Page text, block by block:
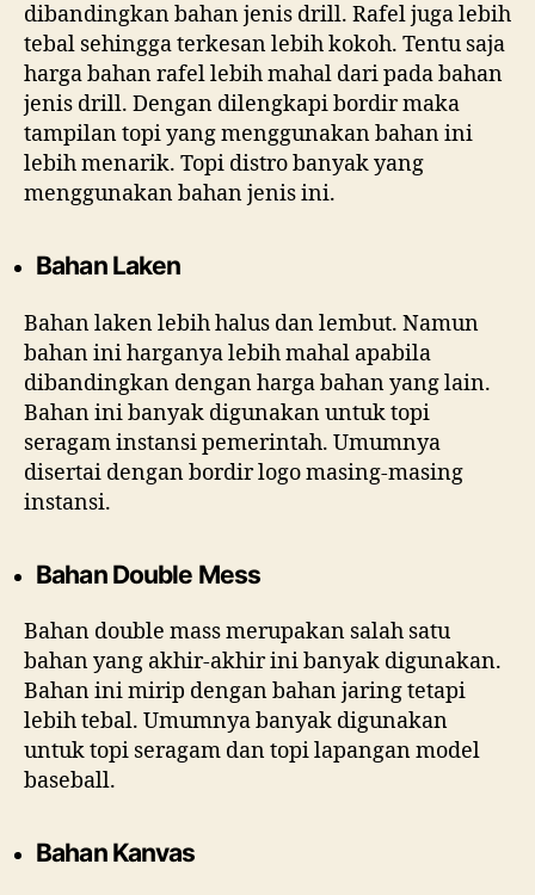
dibandingkan bahan jenis drill. Rafel juga lebih
tebal sehingga terkesan lebih kokoh. Tentu saja
harga bahan rafel lebih mahal dari pada bahan
jenis drill. Dengan dilengkapi bordir maka
tampilan topi yang menggunakan bahan ini
lebih menarik. Topi distro banyak yang
menggunakan bahan jenis ini.
Bahan Laken
Bahan laken lebih halus dan lembut. Namun
bahan ini harganya lebih mahal apabila
dibandingkan dengan harga bahan yang lain.
Bahan ini banyak digunakan untuk topi
seragam instansi pemerintah. Umumnya
disertai dengan bordir logo masing-masing
instansi.
Bahan Double Mess
Bahan double mass merupakan salah satu
bahan yang akhir-akhir ini banyak digunakan.
Bahan ini mirip dengan bahan jaring tetapi
lebih tebal. Umumnya banyak digunakan
untuk topi seragam dan topi lapangan model
baseball.
Bahan Kanvas